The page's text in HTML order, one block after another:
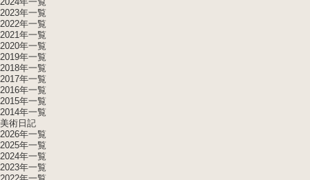
2023年一覧
2022年一覧
2021年一覧
2020年一覧
2019年一覧
2018年一覧
2017年一覧
2016年一覧
2015年一覧
2014年一覧
美術日記
2026年一覧
2025年一覧
2024年一覧
2023年一覧